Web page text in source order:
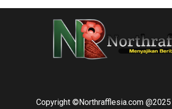
Copyright ©Northrafflesia.com @2025